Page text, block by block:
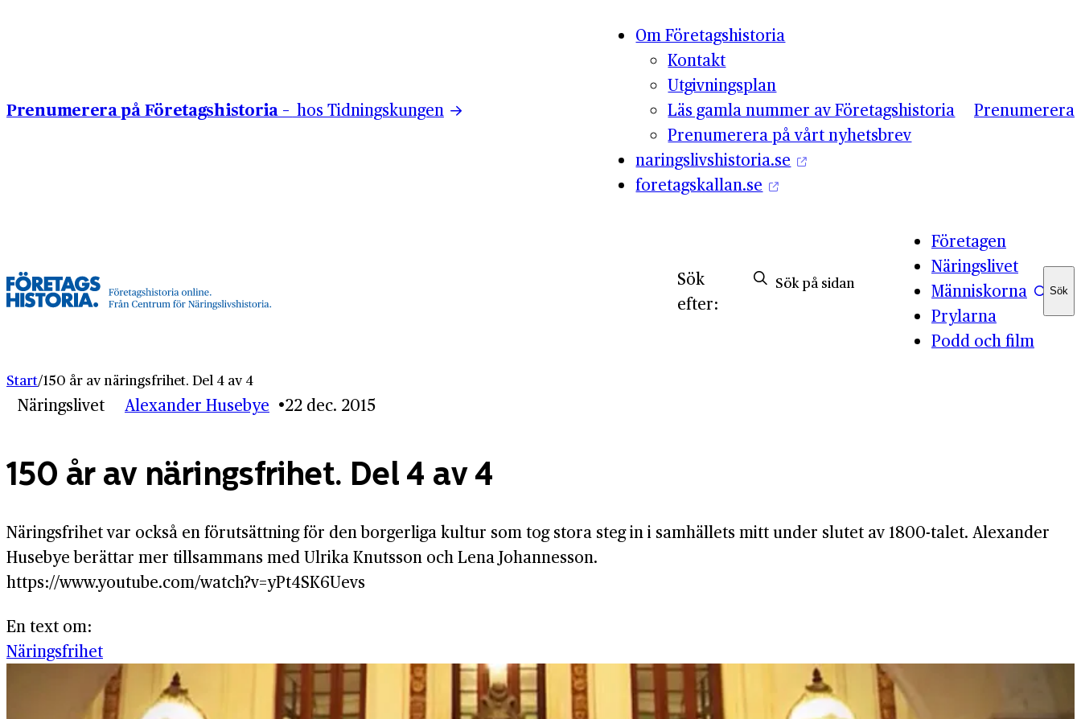
Prenumerera på Företagshistoria – hos Tidningskungen
Om Företagshistoria
Kontakt
Utgivningsplan
Läs gamla nummer av Företagshistoria
Prenumerera på vårt nyhetsbrev
naringslivshistoria.se
foretagskallan.se
Prenumerera
Företagen
Näringslivet
Människorna
Prylarna
Podd och film
Sök
efter:
Sök
Sök
Start/150 år av näringsfrihet. Del 4 av 4
Näringslivet Alexander Husebye 22 dec. 2015
150 år av näringsfrihet. Del 4 av 4
Näringsfrihet var också en förutsättning för den borgerliga kultur som tog stora steg in i samhällets mitt under slutet av 1800-talet. Alexander
Husebye berättar mer tillsammans med Ulrika Knutsson och Lena Johannesson.
https://www.youtube.com/watch?v=yPt4SK6Uevs
En text om:
Näringsfrihet